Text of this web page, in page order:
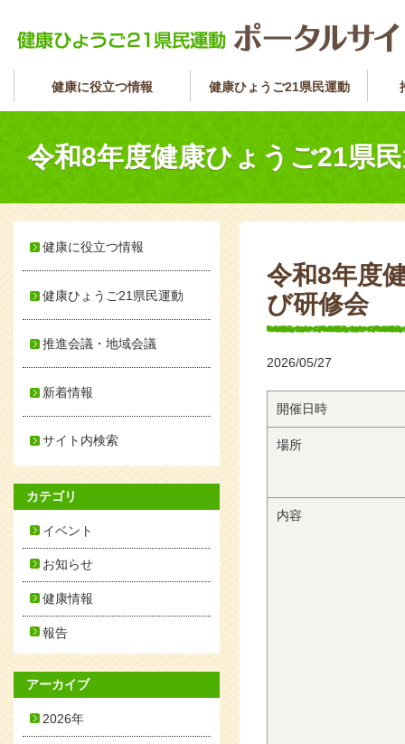
健康に役立つ情報 健康ひょうご21県民運動
令和8年度健康ひょうご21県
令和8年度
び研修会
2026/05/27
開催日時
場所
内容
健康に役立つ情報
健康ひょうご21県民運動
推進会議・地域会議
新着情報
サイト内検索
カテゴリ
イベント
お知らせ
健康情報
報告
アーカイブ
2026年